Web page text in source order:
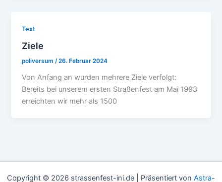
Text
Ziele
poliversum/26. Februar 2024
Von Anfang an wurden mehrere Ziele verfolgt:
Bereits bei unserem ersten Straßenfest am Mai 1993
erreichten wir mehr als 1500
Copyright © 2026 strassenfest-ini.de | Präsentiert von Astra-